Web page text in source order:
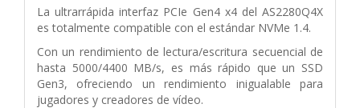
La ultrarrápida interfaz PCIe Gen4 x4 del AS2280Q4X
es totalmente compatible con el estándar NVMe 1.4.
Con un rendimiento de lectura/escritura secuencial de
hasta 5000/4400 MB/s, es más rápido que un SSD
Gen3, ofreciendo un rendimiento inigualable para
jugadores y creadores de vídeo.